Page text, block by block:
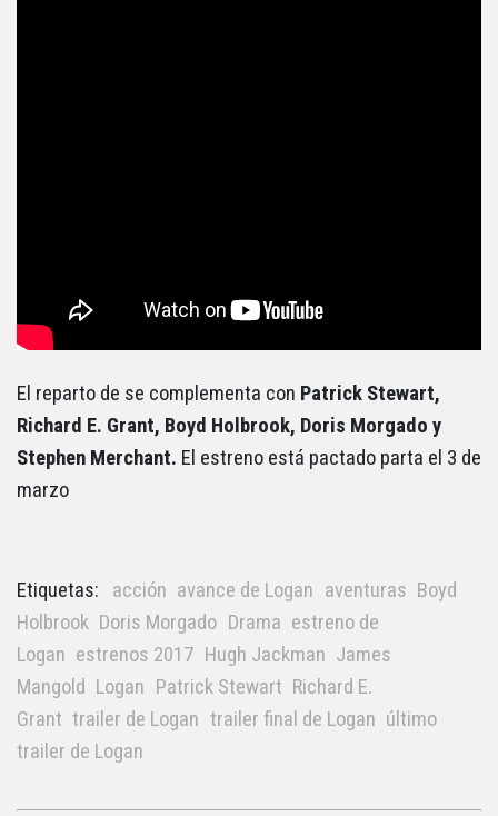
El reparto de se complementa con Patrick Stewart,
Richard E. Grant, Boyd Holbrook, Doris Morgado y
Stephen Merchant. El estreno está pactado parta el 3 de
marzo
Etiquetas: acción avance de Logan aventuras Boyd
Holbrook Doris Morgado Drama estreno de
Logan estrenos 2017 Hugh Jackman James
Mangold Logan Patrick Stewart Richard E.
Grant trailer de Logan trailer final de Logan último
trailer de Logan